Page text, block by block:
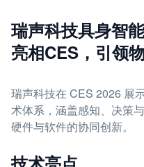
瑞声科技具身智
亮相CES，引领
瑞声科技在 CES 2026 展
术体系，涵盖感知、决策
硬件与软件的协同创新。